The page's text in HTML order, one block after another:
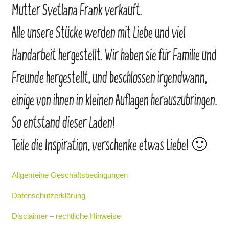
Mutter Svetlana Frank verkauft.
Alle unsere Stücke werden mit Liebe und viel
Handarbeit hergestellt. Wir haben sie für Familie und
Freunde hergestellt, und beschlossen irgendwann,
einige von ihnen in kleinen Auflagen herauszubringen.
So entstand dieser Laden!
Teile die Inspiration, verschenke etwas Liebe! 🙂
Allgemeine Geschäftsbedingungen
Datenschutzerklärung
Disclaimer – rechtliche Hinweise